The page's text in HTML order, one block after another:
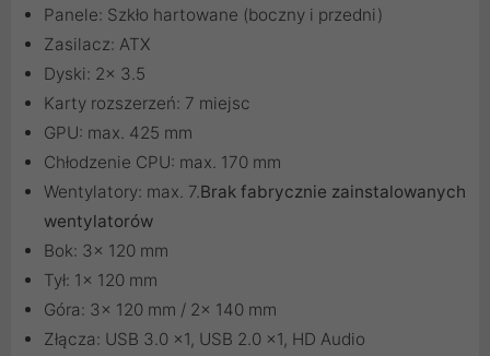
Panele: Szkło hartowane (boczny i przedni)
Zasilacz: ATX
Dyski: 2× 3.5
Karty rozszerzeń: 7 miejsc
GPU: max. 425 mm
Chłodzenie CPU: max. 170 mm
Wentylatory: max. 7. Brak fabrycznie zainstalowanych
wentylatorów
Bok: 3× 120 mm
Tył: 1× 120 mm
Góra: 3× 120 mm / 2× 140 mm
Złącza: USB 3.0 ×1, USB 2.0 ×1, HD Audio